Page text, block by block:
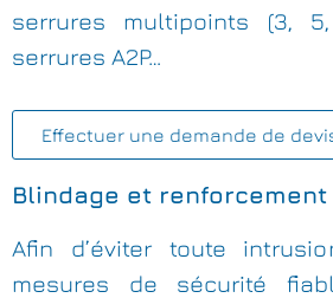
serrures multipoints (3,
serrures A2P…
Effectuer une demande de
Blindage et renforcement
Afin d’éviter toute
mesures de sécurité